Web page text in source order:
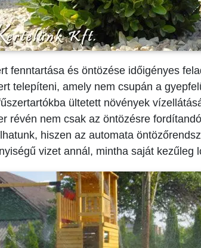
fenntartása és öntözése időigényes
telepíteni, amely nem csupán a
ültetett növények
révén nem csak az öntözésre
hiszen az automata
vizet annál, mintha saját kezűleg